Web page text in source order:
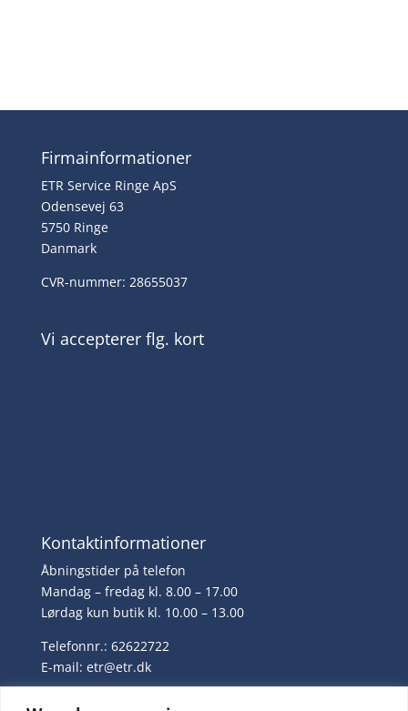
Firmainformationer
ETR Service Ringe ApS
Odensevej 63
5750 Ringe
Danmark
CVR-nummer: 28655037
Vi accepterer flg. kort
Kontaktinformationer
Åbningstider på telefon
Mandag – fredag kl. 8.00 – 17.00
Lørdag kun butik kl. 10.00 – 13.00
Telefonnr.: 62622722
E-mail: etr@etr.dk